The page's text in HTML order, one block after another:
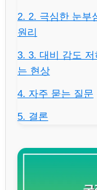
2. 2. 극심한 눈부
원리
3. 3. 대비 감도
는 현상
4. 자주 묻는 질문
5. 결론